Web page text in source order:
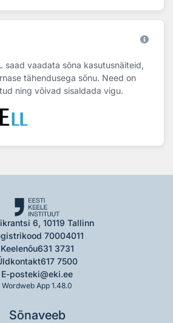
saad vaadata sõna kasutusnäiteid,
tähendusega sõnu. Need on
ning võivad sisaldada vigu.
6, 10119 Tallinn
70004011
Keelenõu631 3731
617 7500
E-posteki@eki.ee
Wordweb App 1.48.0
Sõnaveeb